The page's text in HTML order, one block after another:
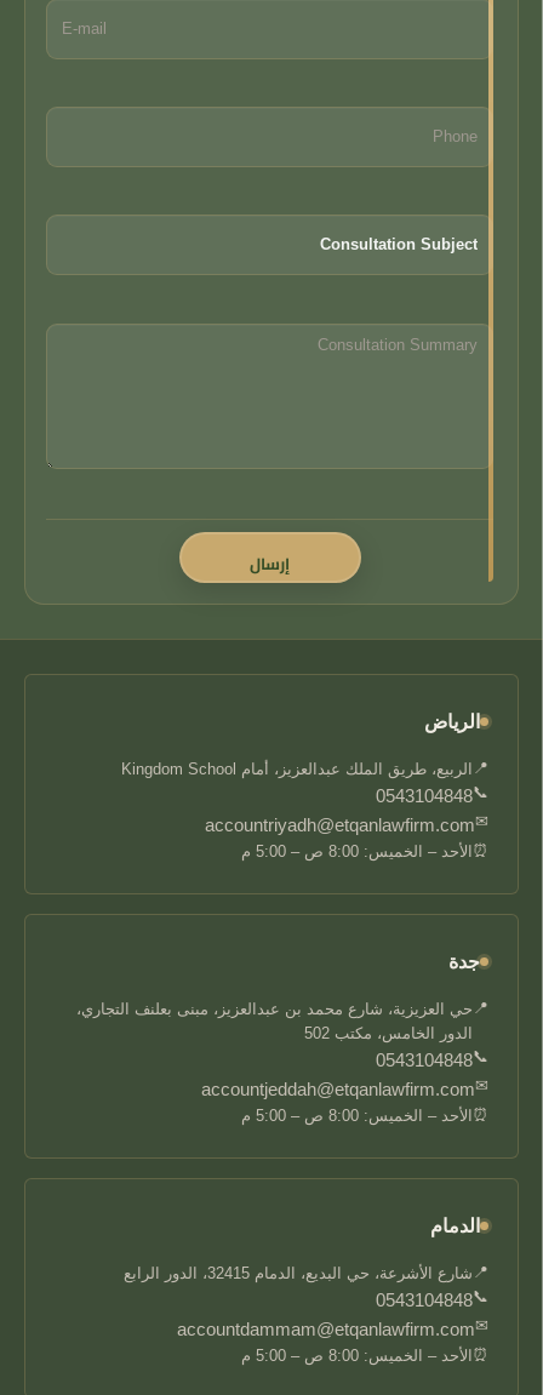
الرياض
📍 الربيع، طريق الملك عبدالعزيز، أمام Kingdom School
📞
0543104848
✉
accountriyadh@etqanlawfirm.com
⏰ الأحد – الخميس: 8:00 ص – 5:00 م
جدة
📍 حي العزيزية، شارع محمد بن عبدالعزيز، مبنى بعلنف التجاري،
الدور الخامس، مكتب 502
📞
0543104848
✉
accountjeddah@etqanlawfirm.com
⏰ الأحد – الخميس: 8:00 ص – 5:00 م
الدمام
📍 شارع الأشرعة، حي البديع، الدمام 32415، الدور الرابع
📞
0543104848
✉
accountdammam@etqanlawfirm.com
⏰ الأحد – الخميس: 8:00 ص – 5:00 م